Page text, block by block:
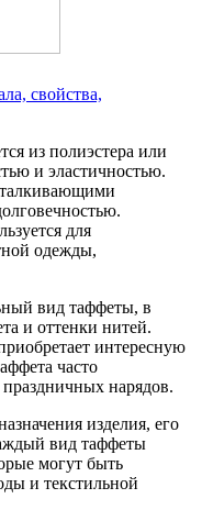
свойства,
из полиэстера или
и эластичностью.
для
одежды,
вид таффеты, в
и оттенки нитей.
интересную
часто
нарядов.
изделия, его
вид таффеты
могут быть
и текстильной